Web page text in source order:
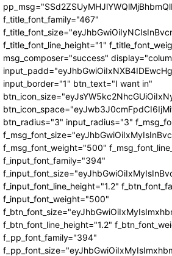
f_title_font_family="467"
f_title_font_line_height="1"
msg_composer="success"
input_border="1" btn_text="I want in"
btn_radius="3" input_radius="3"
f_msg_font_weight="500"
f_input_font_family="394"
f_input_font_line_height="1.2"
f_input_font_weight="500"
f_btn_font_line_height="1.2"
f_pp_font_family="394"